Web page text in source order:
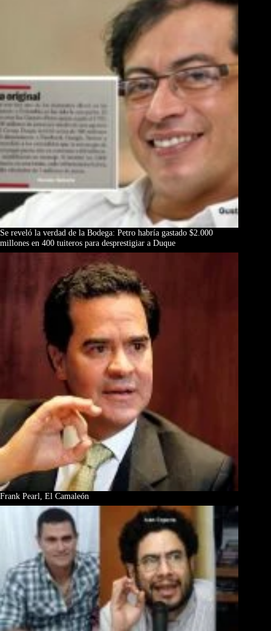
Se reveló la verdad de la Bodega: Petro habría gastado $2.000
millones en 400 tuiteros para desprestigiar a Duque
Frank Pearl, El Camaleón